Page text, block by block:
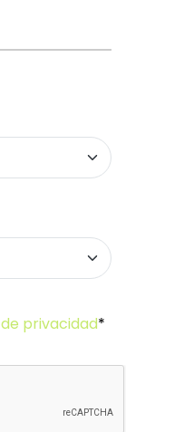
privacidad*